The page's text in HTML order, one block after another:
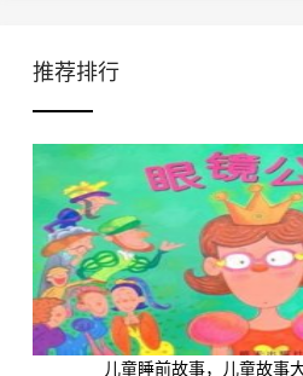
推荐排行
儿童睡前故事，儿童故事